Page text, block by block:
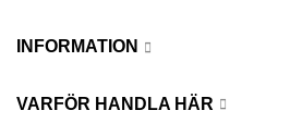
INFORMATION
VARFÖR HANDLA HÄR